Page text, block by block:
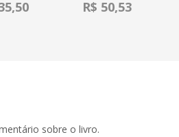
R$ 50,53
sobre o livro.